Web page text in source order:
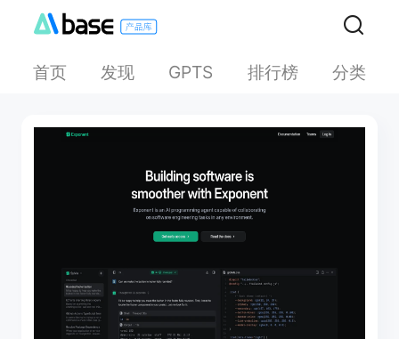
首页 发现 GPTS 排行榜 分类